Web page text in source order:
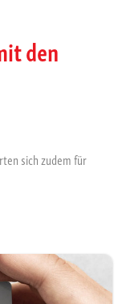
den
sich zudem für